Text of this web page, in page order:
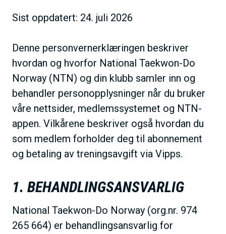
Sist oppdatert: 24. juli 2026
Denne personvernerklæringen beskriver
hvordan og hvorfor National Taekwon-Do
Norway (NTN) og din klubb samler inn og
behandler personopplysninger når du bruker
våre nettsider, medlemssystemet og NTN-
appen. Vilkårene beskriver også hvordan du
som medlem forholder deg til abonnement
og betaling av treningsavgift via Vipps.
1. BEHANDLINGSANSVARLIG
National Taekwon-Do Norway (org.nr. 974
265 664) er behandlingsansvarlig for